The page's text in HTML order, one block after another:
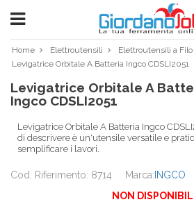
Home Elettroutensili Elettroutensili a Filo
Levigatrice Orbitale A Batteria Ingco CDSLI2051
Levigatrice Orbitale A
Ingco CDSLI2051
Levigatrice Orbitale A Batteria Ingco
di descrivere è un'utensile versatile e
semplificare i lavori.
Cod. Riferimento: 8714 Marca: INGCO
NON